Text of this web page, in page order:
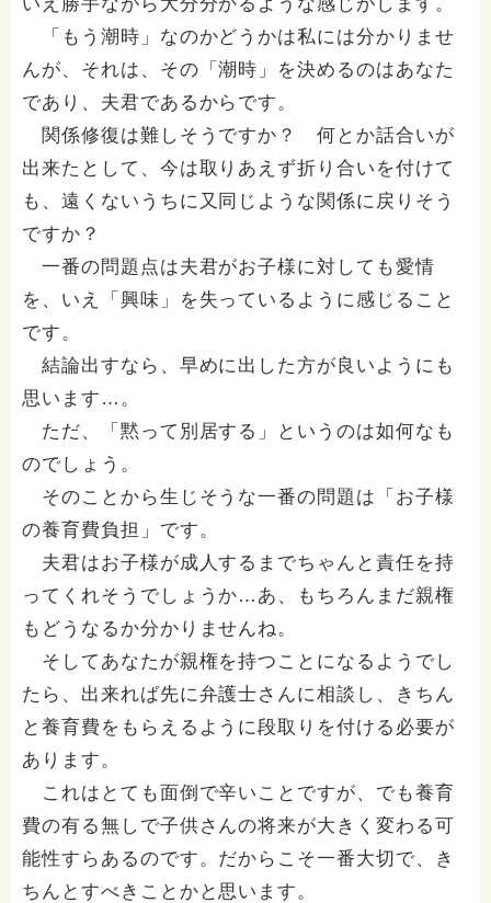
「もう潮時」なのかどうかは私には分かりませ
んが、それは、その「潮時」を決めるのはあなた
であり、夫君であるからです。
関係修復は難しそうですか？ 何とか話合いが
出来たとして、今は取りあえず折り合いを付けて
も、遠くないうちに又同じような関係に戻りそう
ですか？
一番の問題点は夫君がお子様に対しても愛情
を、いえ「興味」を失っているように感じること
です。
結論出すなら、早めに出した方が良いようにも
思います…。
ただ、「黙って別居する」というのは如何なも
のでしょう。
そのことから生じそうな一番の問題は「お子様
の養育費負担」です。
夫君はお子様が成人するまでちゃんと責任を持
ってくれそうでしょうか…あ、もちろんまだ親権
もどうなるか分かりませんね。
そしてあなたが親権を持つことになるようでし
たら、出来れば先に弁護士さんに相談し、きちん
と養育費をもらえるように段取りを付ける必要が
あります。
これはとても面倒で辛いことですが、でも養育
費の有る無しで子供さんの将来が大きく変わる可
能性すらあるのです。だからこそ一番大切で、き
ちんとすべきことかと思います。